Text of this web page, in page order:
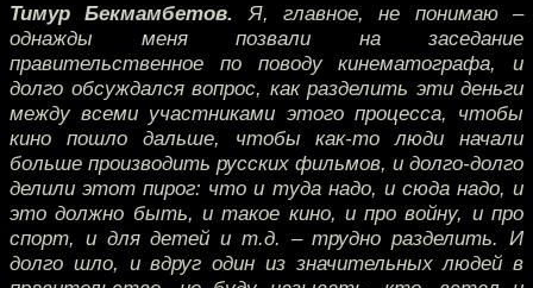
Тимур Бекмамбетов. Я, главное, не понимаю –
однажды меня позвали на заседание
правительственное по поводу кинематографа, и
долго обсуждался вопрос, как разделить эти деньги
между всеми участниками этого процесса, чтобы
кино пошло дальше, чтобы как-то люди начали
больше производить русских фильмов, и долго-долго
делили этот пирог: что и туда надо, и сюда надо, и
это должно быть, и такое кино, и про войну, и про
спорт, и для детей и т.д. – трудно разделить. И
долго шло, и вдруг один из значительных людей в